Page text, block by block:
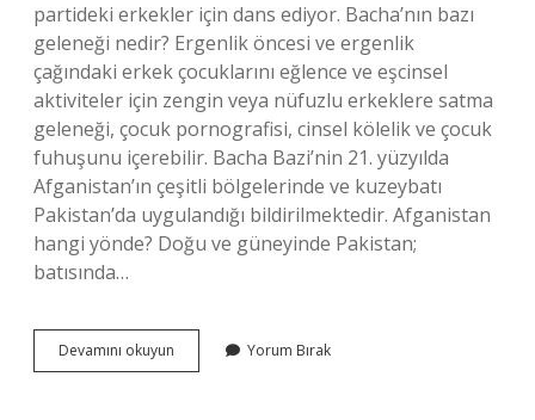
partideki erkekler için dans ediyor. Bacha’nın bazı
geleneği nedir? Ergenlik öncesi ve ergenlik
çağındaki erkek çocuklarını eğlence ve eşcinsel
aktiviteler için zengin veya nüfuzlu erkeklere satma
geleneği, çocuk pornografisi, cinsel kölelik ve çocuk
fuhuşunu içerebilir. Bacha Bazi’nin 21. yüzyılda
Afganistan’ın çeşitli bölgelerinde ve kuzeybatı
Pakistan’da uygulandığı bildirilmektedir. Afganistan
hangi yönde? Doğu ve güneyinde Pakistan;
batısında…
Devamını okuyun
Bazi
Yorum Bırak